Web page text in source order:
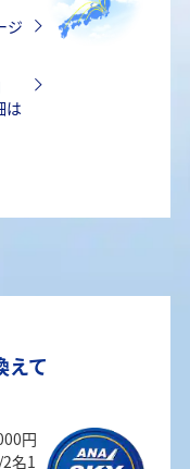
ジ
は
えて
円
名1